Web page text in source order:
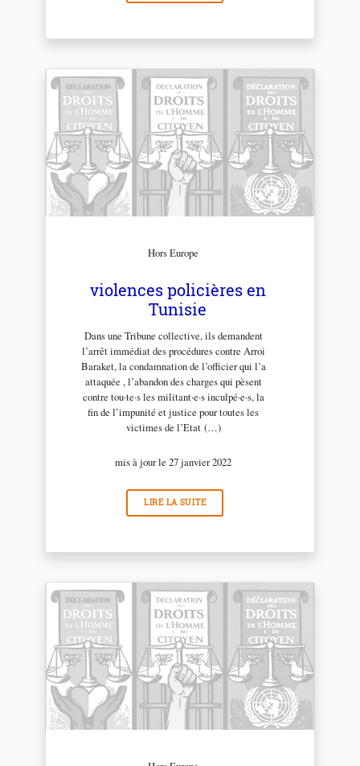
Hors Europe
violences policières en
Tunisie
Dans une Tribune collective, ils demandent
l’arrêt immédiat des procédures contre Arroi
Baraket, la condamnation de l’officier qui l’a
attaquée , l’abandon des charges qui pèsent
contre tou·te·s les militant·e·s inculpé·e·s, la
fin de l’impunité et justice pour toutes les
victimes de l’Etat (…)
mis à jour le 27 janvier 2022
LIRE LA SUITE